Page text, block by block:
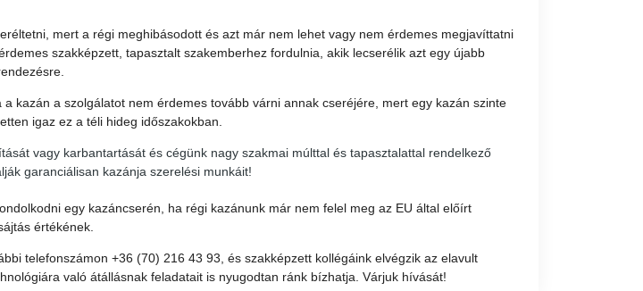
mert a régi meghibásodott és azt már nem lehet vagy nem érdemes megjavíttatni
szakképzett, tapasztalt szakemberhez fordulnia, akik lecserélik azt egy újabb
kazán a szolgálatot nem érdemes tovább várni annak cseréjére, mert egy kazán szinte
igaz ez a téli hideg időszakokban.
vagy karbantartását és cégünk nagy szakmai múlttal és tapasztalattal rendelkező
garanciálisan kazánja szerelési munkáit!
egy kazáncserén, ha régi kazánunk már nem felel meg az EU által előírt
értékének.
telefonszámon +36 (70) 216 43 93, és szakképzett kollégáink elvégzik az elavult
való átállásnak feladatait is nyugodtan ránk bízhatja. Várjuk hívását!